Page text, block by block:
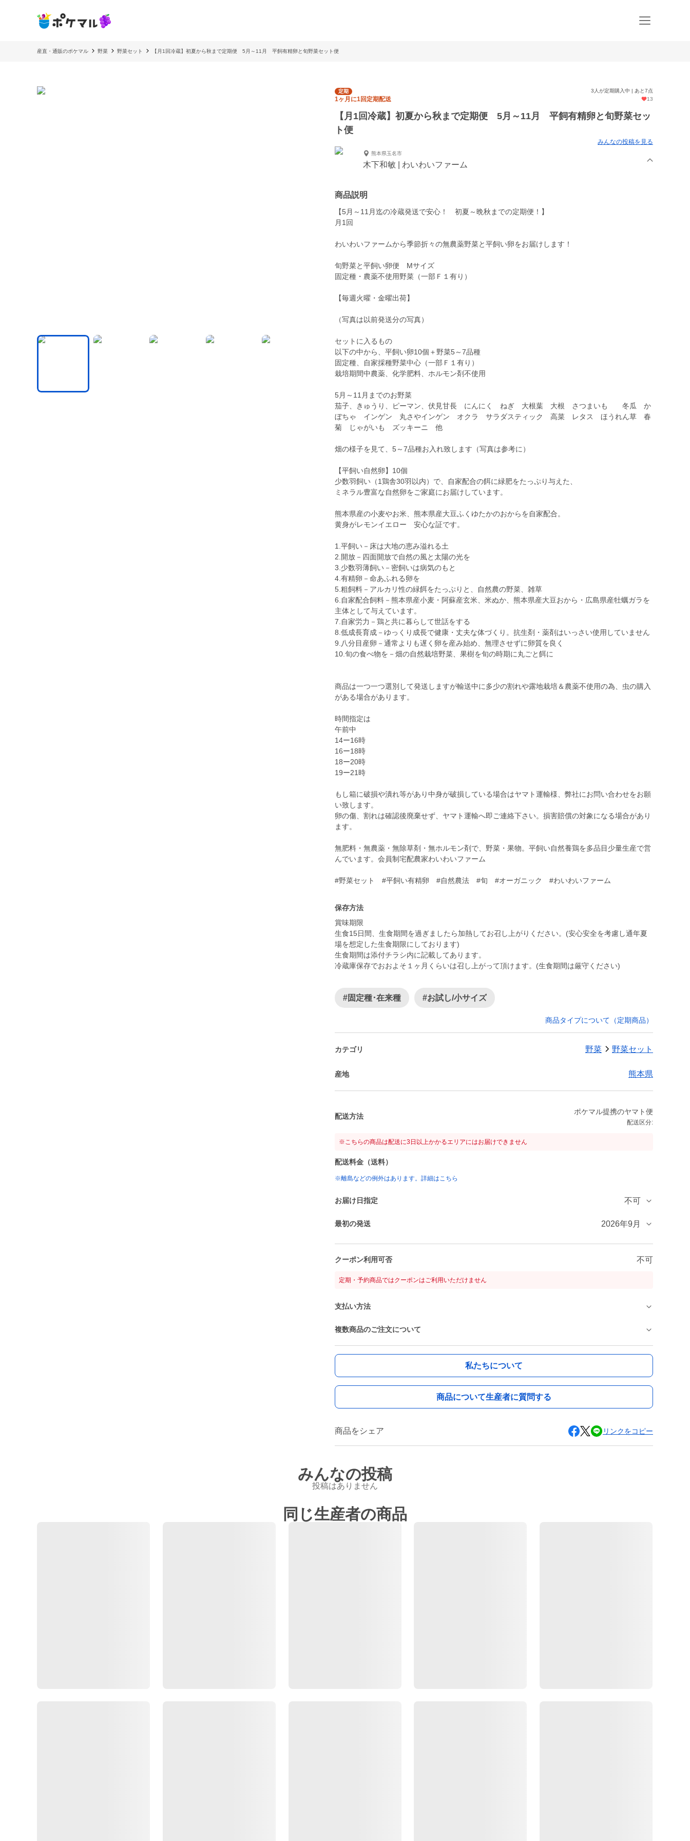
産直・通販のポケマル 野菜 野菜セット 【月1回冷蔵】初夏から秋まで定期便 5月～11月 平飼有精卵と旬野菜セット便
定期 3人が定期購入中 | あと7点
1ヶ月に1回定期配送 13
【月1回冷蔵】初夏から秋まで定期便 5月～11月 平飼有精卵と旬野菜セッ
ト便
みんなの投稿を見る
熊本県玉名市
木下和敏 | わいわいファーム
商品説明
【5月～11月迄の冷蔵発送で安心！ 初夏～晩秋までの定期便！】
月1回
わいわいファームから季節折々の無農薬野菜と平飼い卵をお届けします！
旬野菜と平飼い卵便 Mサイズ
固定種・農薬不使用野菜（一部Ｆ１有り）
【毎週火曜・金曜出荷】
（写真は以前発送分の写真）
セットに入るもの
以下の中から、平飼い卵10個＋野菜5～7品種
固定種、自家採種野菜中心（一部Ｆ１有り）
栽培期間中農薬、化学肥料、ホルモン剤不使用
5月～11月までのお野菜
茄子、きゅうり、ピーマン、伏見甘長 にんにく ねぎ 大根葉 大根 さつまいも 冬瓜 か
ぼちゃ インゲン 丸さやインゲン オクラ サラダスティック 高菜 レタス ほうれん草 春
菊 じゃがいも ズッキーニ 他
畑の様子を見て、5～7品種お入れ致します（写真は参考に）
【平飼い自然卵】10個
少数羽飼い（1鶏舎30羽以内）で、自家配合の餌に緑肥をたっぷり与えた、
ミネラル豊富な自然卵をご家庭にお届けしています。
熊本県産の小麦やお米、熊本県産大豆ふくゆたかのおからを自家配合。
黄身がレモンイエロー 安心な証です。
1.平飼い－床は大地の恵み溢れる土
2.開放－四面開放で自然の風と太陽の光を
3.少数羽薄飼い－密飼いは病気のもと
4.有精卵－命あふれる卵を
5.粗飼料－アルカリ性の緑餌をたっぷりと、自然農の野菜、雑草
6.自家配合飼料－熊本県産小麦・阿蘇産玄米、米ぬか、熊本県産大豆おから・広島県産牡蠣ガラを
主体として与えています。
7.自家労力－鶏と共に暮らして世話をする
8.低成長育成－ゆっくり成長で健康・丈夫な体づくり。抗生剤・薬剤はいっさい使用していません
9.八分目産卵－通常よりも遅く卵を産み始め、無理させずに卵質を良く
10.旬の食べ物を－畑の自然栽培野菜、果樹を旬の時期に丸ごと餌に
商品は一つ一つ選別して発送しますが輸送中に多少の割れや露地栽培＆農薬不使用の為、虫の購入
がある場合があります。
時間指定は
午前中
14ー16時
16ー18時
18ー20時
19ー21時
もし箱に破損や潰れ等があり中身が破損している場合はヤマト運輸様、弊社にお問い合わせをお願
い致します。
卵の傷、割れは確認後廃棄せず、ヤマト運輸へ即ご連絡下さい。損害賠償の対象になる場合があり
ます。
無肥料・無農薬・無除草剤・無ホルモン剤で、野菜・果物。平飼い自然養鶏を多品目少量生産で営
んでいます。会員制宅配農家わいわいファーム
#野菜セット #平飼い有精卵 #自然農法 #旬 #オーガニック #わいわいファーム
保存方法
賞味期限
生食15日間、生食期間を過ぎましたら加熱してお召し上がりください。(安心安全を考慮し通年夏
場を想定した生食期限にしております)
生食期間は添付チラシ内に記載してあります。
冷蔵庫保存でおおよそ１ヶ月くらいは召し上がって頂けます。(生食期間は厳守ください)
#固定種･在来種 #お試し/小サイズ
商品タイプについて（定期商品）
カテゴリ 野菜 野菜セット
産地 熊本県
配送方法
ポケマル提携のヤマト便
配送区分:
※こちらの商品は配送に3日以上かかるエリアにはお届けできません
配送料金（送料）
※離島などの例外はあります。詳細はこちら
お届け日指定 不可
最初の発送 2026年9月
クーポン利用可否 不可
定期・予約商品ではクーポンはご利用いただけません
支払い方法
複数商品のご注文について
私たちについて
商品について生産者に質問する
商品をシェア リンクをコピー
みんなの投稿
投稿はありません
同じ生産者の商品